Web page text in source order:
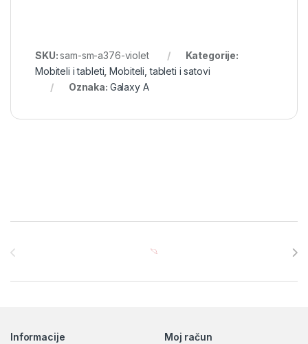
SKU:sam-sm-a376-violet
Kategorije:
Mobiteli i tableti ,Mobiteli, tableti i satovi
Oznaka: Galaxy A
Informacije
Moj račun